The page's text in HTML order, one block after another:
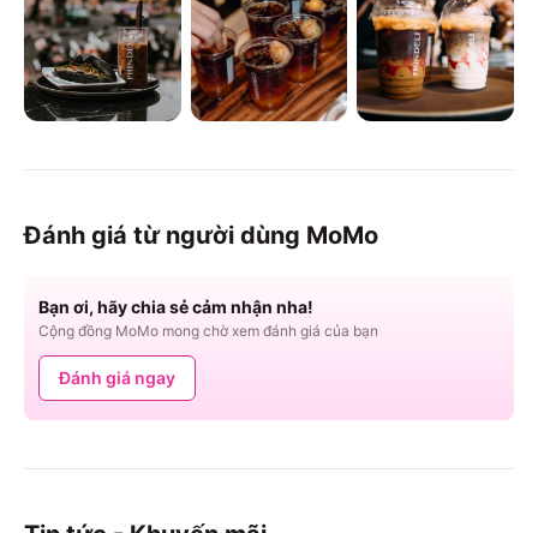
Đánh giá từ người dùng MoMo
Bạn ơi, hãy chia sẻ cảm nhận nha!
Cộng đồng MoMo mong chờ xem đánh giá của bạn
Đánh giá ngay